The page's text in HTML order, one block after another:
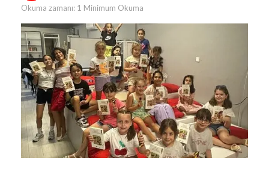
Okuma zamanı: 1 Minimum Okuma